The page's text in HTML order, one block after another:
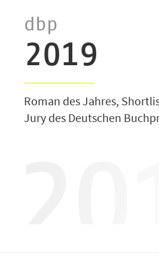
dbp
2019
Roman des Jahres,
Jury des Deutschen